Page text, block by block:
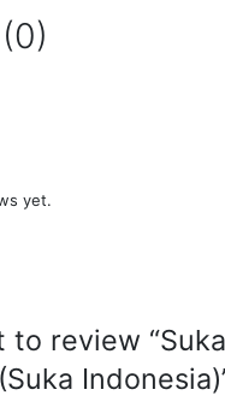
yet.
to review